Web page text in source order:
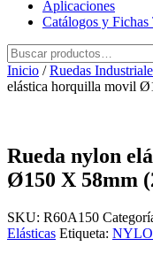
Aplicaciones
Catálogos y Fichas
Buscar
por:
Inicio /Ruedas
elástica horquilla movil
Rueda nylon
Ø150 X 58mm
SKU: R60A150
Elásticas Etiqueta: